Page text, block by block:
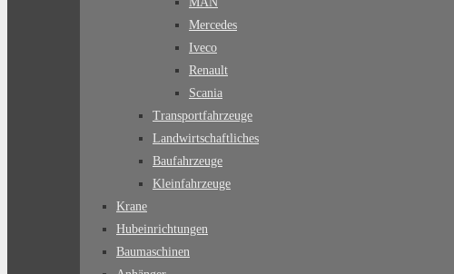
Mercedes
Iveco
Renault
Scania
Transportfahrzeuge
Landwirtschaftliches
Baufahrzeuge
Kleinfahrzeuge
Krane
Hubeinrichtungen
Baumaschinen